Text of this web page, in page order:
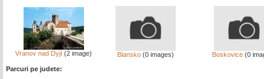
Vranov nad Dyjí (2 image) Blansko (0 images) Boskovice (0
Parcuri pe judete: